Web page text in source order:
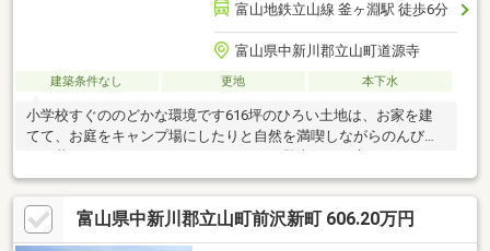
富山地鉄立山線 釜ヶ淵駅 徒歩6分
富山県中新川郡立山町道源寺
建築条件なし 更地 本下水
小学校すぐののどかな環境です616坪のひろい土地は、お家を建
てて、お庭をキャンプ場にしたりと自然を満喫しながらのんびり
め！また、DIYをするには十分な広さがあり、陶芸窯やピザ窯を作
ったりとアーティストやグルメな方にも！はたまたオリンピック
の種目にもなるSASUKEのような仕掛けを作ったりなんていかが
ですか！公簿売買境界明示無し契約不適合責任免責※敷地内には
富山県中新川郡立山町前沢新町 606.20万円